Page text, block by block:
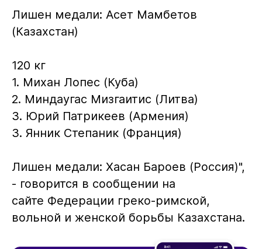
Лишен медали: Асет Мамбетов
(Казахстан)
120 кг
1. Михан Лопес (Куба)
2. Миндаугас Мизгаитис (Литва)
3. Юрий Патрикеев (Армения)
3. Янник Степаник (Франция)
Лишен медали: Хасан Бароев (Россия)",
- говорится в сообщении на
сайте Федерации греко-римской,
вольной и женской борьбы Казахстана.